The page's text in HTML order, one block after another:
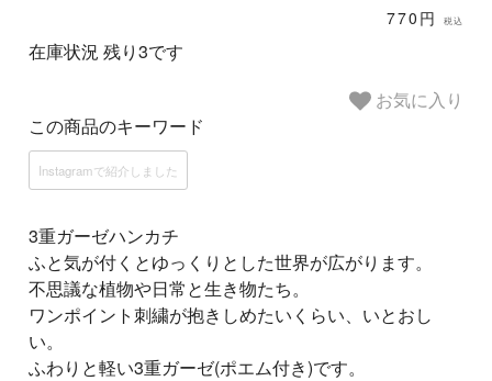
770円 税込
在庫状況 残り3です
お気に入り
この商品のキーワード
Instagramで紹介しました
3重ガーゼハンカチ
ふと気が付くとゆっくりとした世界が広がります。
不思議な植物や日常と生き物たち。
ワンポイント刺繍が抱きしめたいくらい、いとおし
い。
ふわりと軽い3重ガーゼ(ポエム付き)です。